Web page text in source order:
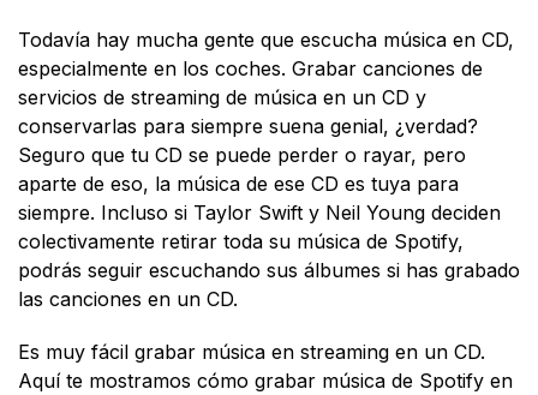
Todavía hay mucha gente que escucha música en CD,
especialmente en los coches. Grabar canciones de
servicios de streaming de música en un CD y
conservarlas para siempre suena genial, ¿verdad?
Seguro que tu CD se puede perder o rayar, pero
aparte de eso, la música de ese CD es tuya para
siempre. Incluso si Taylor Swift y Neil Young deciden
colectivamente retirar toda su música de Spotify,
podrás seguir escuchando sus álbumes si has grabado
las canciones en un CD.
Es muy fácil grabar música en streaming en un CD.
Aquí te mostramos cómo grabar música de Spotify en